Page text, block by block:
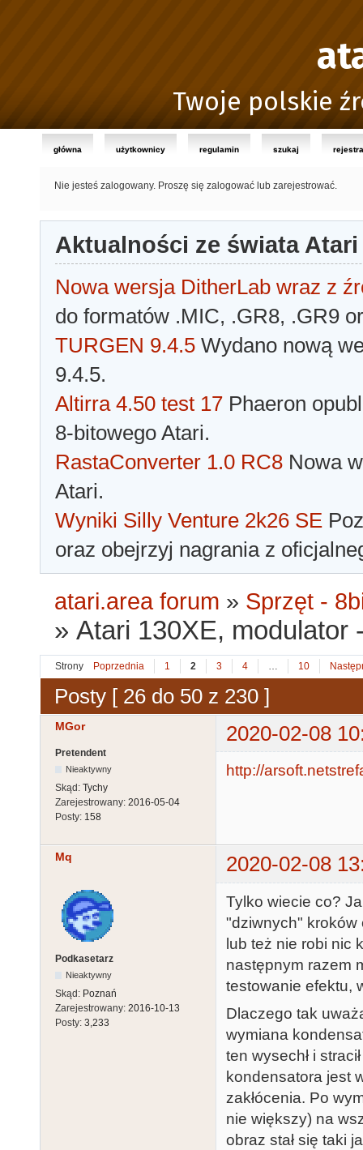
Twoje polskie
główna użytkownicy regulamin szukaj
Nie jesteś zalogowany. Proszę się zalogować lub zarejestrować.
Aktualności ze świata Atari
Nowa wersja DitherLab wraz z
do formatów .MIC, .GR8, .GR9
TURGEN 9.4.5 Wydano nową
9.4.5.
Altirra 4.50 test 17 Phaeron
8-bitowego Atari.
RastaConverter 1.0 RC8 Nowa
Atari.
Wyniki Silly Venture 2k26 SE
oraz obejrzyj nagrania z
atari.area forum » Sprzęt -
»Atari 130XE, modulator
Strony Poprzednia 1 2 3 4 … 10
Posty [ 26 do 50 z 230 ]
MGor 2020-02-08
Pretendent
Nieaktywny
Skąd: Tychy
Zarejestrowany: 2016-05-04
Posty: 158
http://
Mq 2020-02-08
Podkasetarz
Nieaktywny
Skąd: Poznań
Zarejestrowany: 2016-10-13
Posty: 3,233
Tylko wiecie co?
"dziwnych" kroków
lub też nie robi nic
następnym razem
testowanie efektu,
Dlaczego tak
wymiana
ten wysechł i
kondensatora jest
zakłócenia. Po
nie większy) na
obraz stał się taki